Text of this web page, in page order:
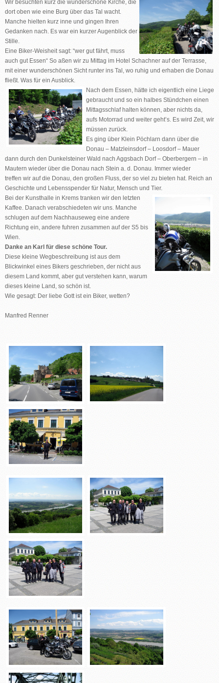
Wir besuchten kurz die wunderschöne Kirche, die
dort oben wie eine Burg über das Tal wacht.
Manche hielten kurz inne und gingen Ihren
Gedanken nach. Es war ein kurzer Augenblick der
Stille.
Eine Biker-Weisheit sagt: “wer gut fährt, muss
auch gut Essen“ So aßen wir zu Mittag im Hotel Schachner auf der Terrasse,
mit einer wunderschönen Sicht runter ins Tal, wo ruhig und erhaben die Donau
fließt. Was für ein Ausblick.
Nach dem Essen, hätte ich eigentlich eine Liege
gebraucht und so ein halbes Stündchen einen
Mittagsschlaf halten können, aber nichts da,
aufs Motorrad und weiter geht’s. Es wird Zeit, wir
müssen zurück.
Es ging über Klein Pöchlarn dann über die
Donau – Matzleinsdorf – Loosdorf – Mauer
dann durch den Dunkelsteiner Wald nach Aggsbach Dorf – Oberbergern – in
Mautern wieder über die Donau nach Stein a. d. Donau. Immer wieder
treffen wir auf die Donau, den großen Fluss, der so viel zu bieten hat. Reich an
Geschichte und Lebensspender für Natur, Mensch und Tier.
Bei der Kunsthalle in Krems tranken wir den letzten
Kaffee. Danach verabschiedeten wir uns. Manche
schlugen auf dem Nachhauseweg eine andere
Richtung ein, andere fuhren zusammen auf der S5 bis
Wien.
Danke an Karl für diese schöne Tour.
Diese kleine Wegbeschreibung ist aus dem
Blickwinkel eines Bikers geschrieben, der nicht aus
diesem Land kommt, aber gut verstehen kann, warum
dieses kleine Land, so schön ist.
Wie gesagt: Der liebe Gott ist ein Biker, wetten?
Manfred Renner